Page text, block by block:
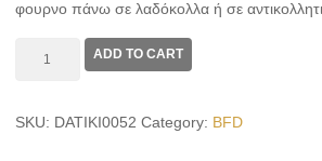
φουρνο πάνω σε λαδόκολλα ή σε
Seasoning
ADD TO CART
SKU: DATIKI0052 Category: BFD